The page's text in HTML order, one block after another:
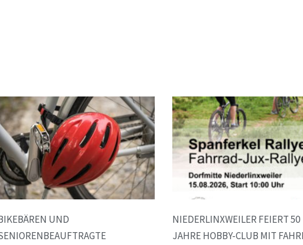
UND
NIEDERLINXWEILER FEIERT 50
JAHRE HOBBY-CLUB MIT